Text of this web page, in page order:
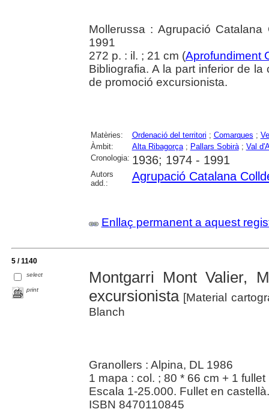
Mollerussa : Agrupació
1991
272 p. : il. ; 21 cm (Aprofundiment
Bibliografia. A la part inferior de
de promoció excursionista.
Matèries: Ordenació del territori ; Comarques ;
Àmbit:
Alta Ribagorça; Pallars Sobirà; Val
Cronologia: 1936; 1974 - 1991
Autors
add.:
Agrupació Catalana
Enllaç permanent a aquest
5 / 1140
select
print
Montgarri Mont Valier,
excursionista[Material
Blanch
Granollers : Alpina, DL 1986
1 mapa : col. ; 80 * 66 cm + 1 fullet
Escala 1-25.000. Fullet en castellà.
ISBN 8470110845